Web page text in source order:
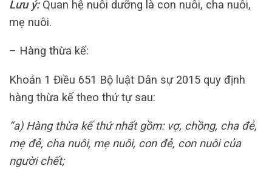
Lưu ý:Quan hệ nuôi dưỡng là con nuôi, cha nuôi,
mẹ nuôi.
– Hàng thừa kế:
Khoản 1 Điều 651 Bộ luật Dân sự 2015 quy định
hàng thừa kế theo thứ tự sau:
“a) Hàng thừa kế thứ nhất gồm: vợ, chồng, cha đẻ,
mẹ đẻ, cha nuôi, mẹ nuôi, con đẻ, con nuôi của
người chết;